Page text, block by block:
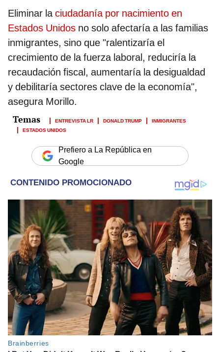
Eliminar la ciudadanía por nacimiento en
Estados Unidos no solo afectaría a las familias
inmigrantes, sino que "ralentizaría el
crecimiento de la fuerza laboral, reduciría la
recaudación fiscal, aumentaría la desigualdad
y debilitaría sectores clave de la economía",
asegura Morillo.
ENTREVISTA LR DONALD TRUMP
INMIGRANTES
ESTADOS UNIDOS
Prefiero a La República en
Google